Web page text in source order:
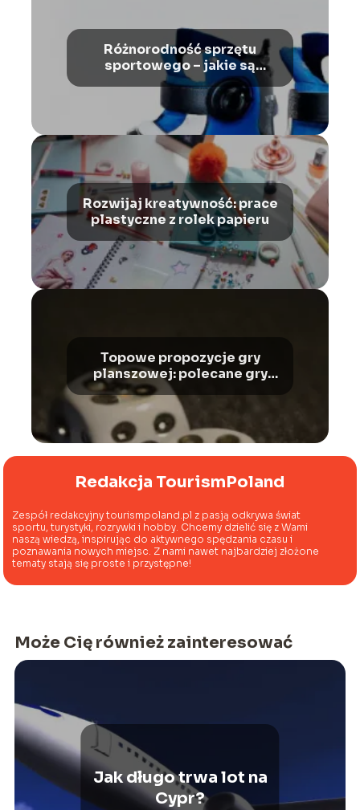
Różnorodność sprzętu
sportowego – jakie są
rodzaje rolek
Rozwijaj kreatywność: prace
plastyczne z rolek papieru
Topowe propozycje gry
planszowej: polecane gry
planszowe dla każdego
Redakcja TourismPoland
Zespół redakcyjny tourismpoland.pl z pasją odkrywa świat
sportu, turystyki, rozrywki i hobby. Chcemy dzielić się z Wami
naszą wiedzą, inspirując do aktywnego spędzania czasu i
poznawania nowych miejsc. Z nami nawet najbardziej złożone
tematy stają się proste i przystępne!
Może Cię również zainteresować
Jak długo trwa lot na
Cypr?